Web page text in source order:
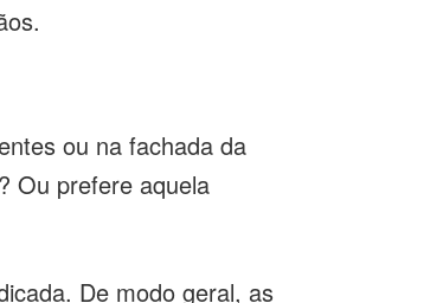
ou na fachada da
Ou prefere aquela
De modo geral, as